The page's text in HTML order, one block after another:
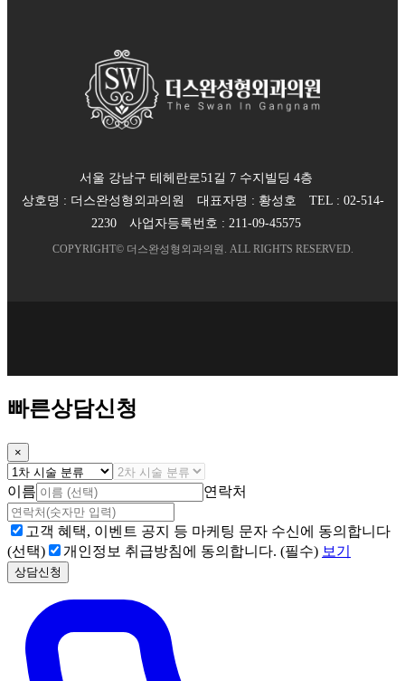
서울 강남구 테헤란로51길 7 수지빌딩 4층
상호명 : 더스완성형외과의원 대표자명 : 황성호 TEL : 02-514-
2230
사업자등록번호 : 211-09-45575
COPYRIGHT© 더스완성형외과의원 . ALL RIGHTS RESERVED.
빠른상담신청
×
이름 연락처
고객 혜택, 이벤트 공지 등 마케팅 문자 수신에 동의합니다
(선택)
개인정보 취급방침에 동의합니다. (필수) 보기
상담신청